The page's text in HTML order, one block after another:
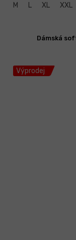
M L XL XXL
Výprodej
Dámská